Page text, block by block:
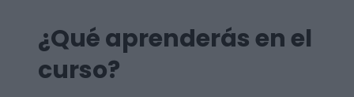
¿Qué aprenderás en el
curso?